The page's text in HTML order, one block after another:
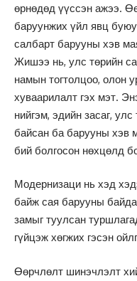
өрнөдөд үүссэн ажээ.
баруунжих үйл явц
салбарт барууны хэв
Жишээ нь, улс төрийн
намын тогтолцоо, олон
хуваарилалт гэх мэт.
нийгэм, эдийн засаг,
байсан ба барууны хэв
бий болгосон нөхцөлд
Модернизаци нь хэд
байж сая барууны
замыг туулсан
гүйцэж хөгжих гэсэн
Өөрчлөлт шинэчлэлт